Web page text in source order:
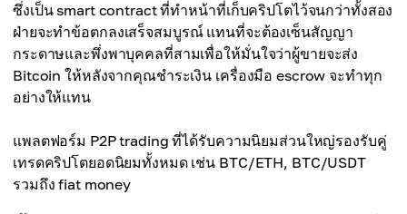
ซึ่งเป็น smart contract ที่ทำหน้าที่เก็บคริปโตไว้จนกว่าทั้งสอง
ฝ่ายจะทำข้อตกลงเสร็จสมบูรณ์ แทนที่จะต้องเซ็นสัญญา
กระดาษและพึ่งพาบุคคลที่สามเพื่อให้มั่นใจว่าผู้ขายจะส่ง
Bitcoin ให้หลังจากคุณชำระเงิน เครื่องมือ escrow จะทำทุก
อย่างให้แทน
แพลตฟอร์ม P2P trading ที่ได้รับความนิยมส่วนใหญ่รองรับคู่
เทรดคริปโตยอดนิยมทั้งหมด เช่น BTC/ETH, BTC/USDT
รวมถึง fiat money